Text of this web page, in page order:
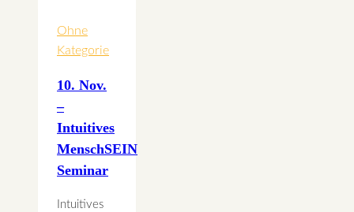
für
Dich
Ohne
Kategorie
10. Nov.
–
Intuitives
MenschSEIN
Seminar
Intuitives